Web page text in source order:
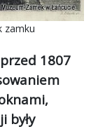
zamku
1807
były